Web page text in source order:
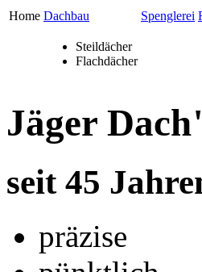
Home Dachbau Spenglerei
Steildächer
Flachdächer
Jäger Dach
seit 45
präzise